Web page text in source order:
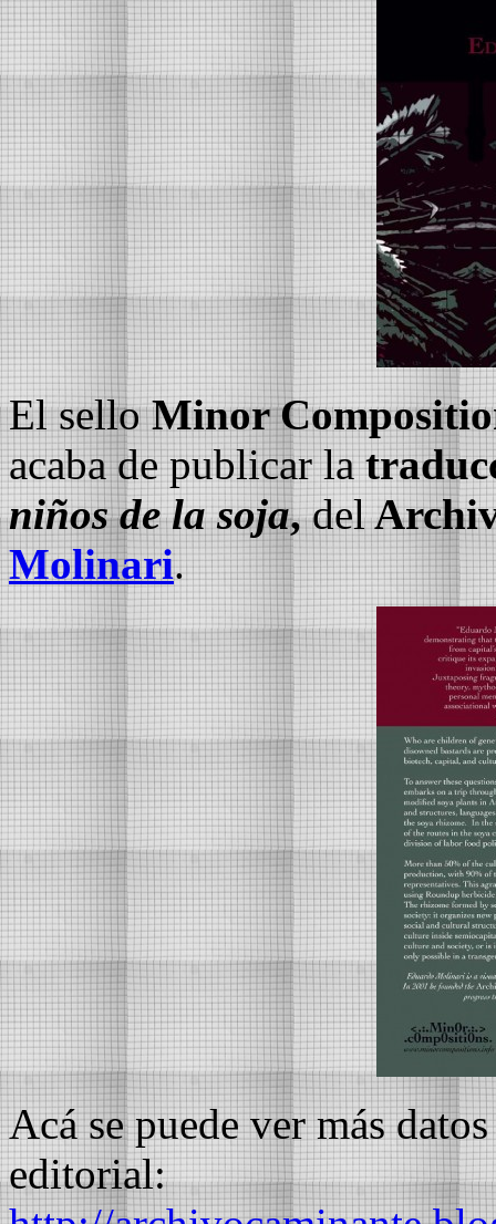
El selloMinor
acaba de publicar la
niños de la soja,del
Molinari.
Acá se puede ver más
editorial: